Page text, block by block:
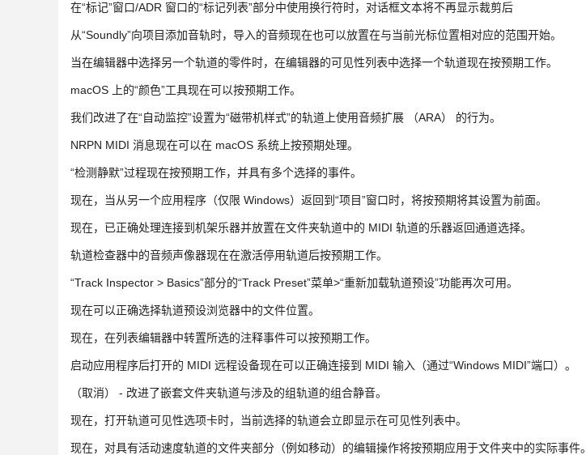
在“标记”窗口/ADR 窗口的“标记列表”部分中使用换行符时，对话框文本将不再显示裁剪后
从“Soundly”向项目添加音轨时，导入的音频现在也可以放置在与当前光标位置相对应的范围开始。
当在编辑器中选择另一个轨道的零件时，在编辑器的可见性列表中选择一个轨道现在按预期工作。
macOS 上的“颜色”工具现在可以按预期工作。
我们改进了在“自动监控”设置为“磁带机样式”的轨道上使用音频扩展 （ARA） 的行为。
NRPN MIDI 消息现在可以在 macOS 系统上按预期处理。
“检测静默”过程现在按预期工作，并具有多个选择的事件。
现在，当从另一个应用程序（仅限 Windows）返回到“项目”窗口时，将按预期将其设置为前面。
现在，已正确处理连接到机架乐器并放置在文件夹轨道中的 MIDI 轨道的乐器返回通道选择。
轨道检查器中的音频声像器现在在激活停用轨道后按预期工作。
“Track Inspector > Basics”部分的“Track Preset”菜单>“重新加载轨道预设”功能再次可用。
现在可以正确选择轨道预设浏览器中的文件位置。
现在，在列表编辑器中转置所选的注释事件可以按预期工作。
启动应用程序后打开的 MIDI 远程设备现在可以正确连接到 MIDI 输入（通过“Windows MIDI”端口）。
（取消） - 改进了嵌套文件夹轨道与涉及的组轨道的组合静音。
现在，打开轨道可见性选项卡时，当前选择的轨道会立即显示在可见性列表中。
现在，对具有活动速度轨道的文件夹部分（例如移动）的编辑操作将按预期应用于文件夹中的实际事件。